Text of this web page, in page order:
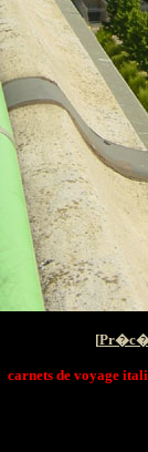
[
carnets de voyage